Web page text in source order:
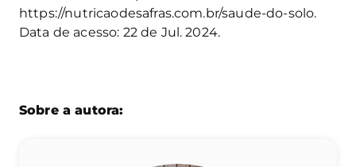
https://nutricaodesafras.com.br/saude-do-solo.
Data de acesso: 22 de Jul. 2024.
Sobre a autora: